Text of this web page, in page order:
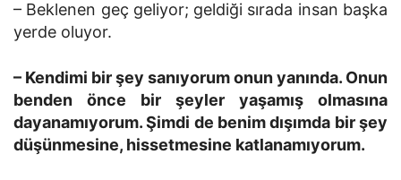
– Beklenen geç geliyor; geldiği sırada insan başka
yerde oluyor.
– Kendimi bir şey sanıyorum onun yanında. Onun
benden önce bir şeyler yaşamış olmasına
dayanamıyorum. Şimdi de benim dışımda bir şey
düşünmesine, hissetmesine katlanamıyorum.